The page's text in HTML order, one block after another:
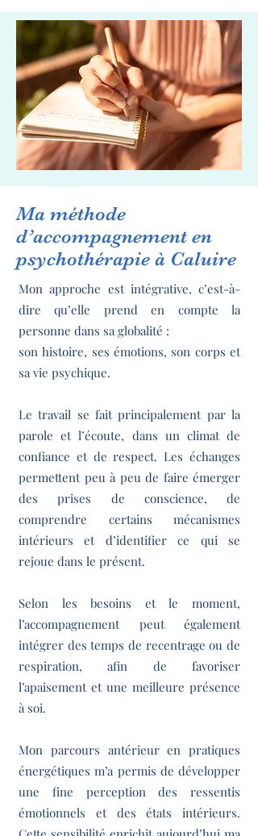
Ma méthode
d’accompagnement en
psychothérapie à Caluire
Mon approche est intégrative, c’est-à-
dire qu’elle prend en compte la
personne dans sa globalité :
son histoire, ses émotions, son corps et
sa vie psychique.
Le travail se fait principalement par la
parole et l’écoute, dans un climat de
confiance et de respect. Les échanges
permettent peu à peu de faire émerger
des prises de conscience, de
comprendre certains mécanismes
intérieurs et d’identifier ce qui se
rejoue dans le présent.
Selon les besoins et le moment,
l’accompagnement peut également
intégrer des temps de recentrage ou de
respiration, afin de favoriser
l’apaisement et une meilleure présence
à soi.
Mon parcours antérieur en pratiques
énergétiques m’a permis de développer
une fine perception des ressentis
émotionnels et des états intérieurs.